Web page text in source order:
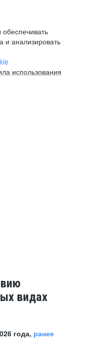
и анализировать
использования
видах
года, ранее